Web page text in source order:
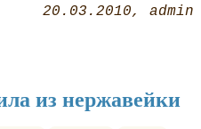
20.03.2010 admin
из нержавейки